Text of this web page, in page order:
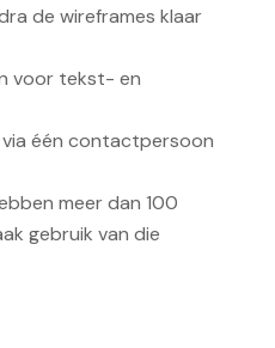
de wireframes klaar
voor tekst- en
één contactpersoon
meer dan 100
gebruik van die